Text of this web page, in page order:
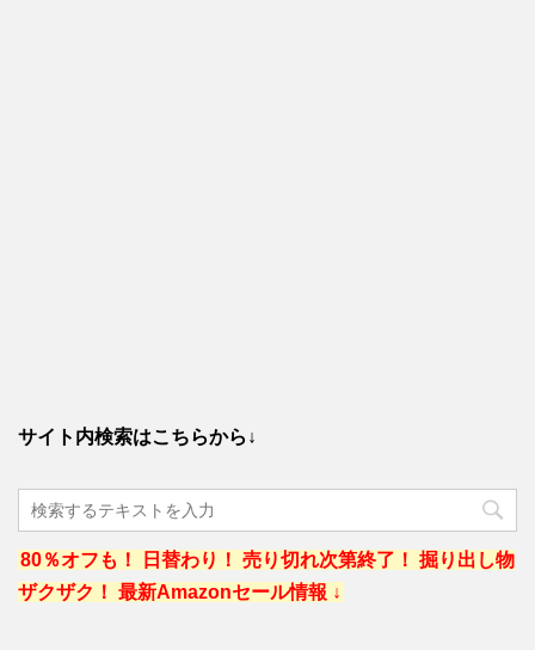
サイト内検索はこちらから↓
80％オフも！ 日替わり！ 売り切れ次第終了！ 掘り出し物
ザクザク！ 最新Amazonセール情報 ↓